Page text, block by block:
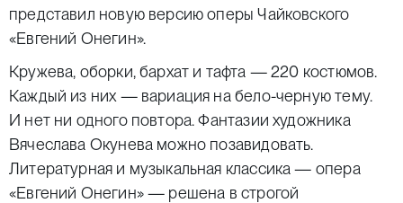
представил новую версию оперы Чайковского
«Евгений Онегин».
Кружева, оборки, бархат и тафта — 220 костюмов.
Каждый из них — вариация на бело-черную тему.
И нет ни одного повтора. Фантазии художника
Вячеслава Окунева можно позавидовать.
Литературная и музыкальная классика — опера
«Евгений Онегин» — решена в строгой